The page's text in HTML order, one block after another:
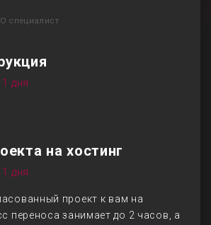
специалист
дня
на хостинг
дня
проект к вам на
переноса занимает до 2 часов, а